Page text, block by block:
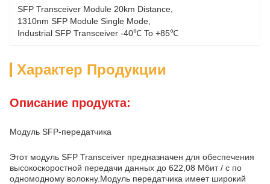
SFP Transceiver Module 20km Distance
1310nm SFP Module Single Mode
Industrial SFP Transceiver -40℃ To +85℃
Характер Продукции
Описание продукта:
Модуль SFP-передатчика
Этот модуль SFP Transceiver предназначен для обеспечения
высокоскоростной передачи данных до 622,08 Мбит / с по
одномодному волокну.Модуль передатчика имеет широкий